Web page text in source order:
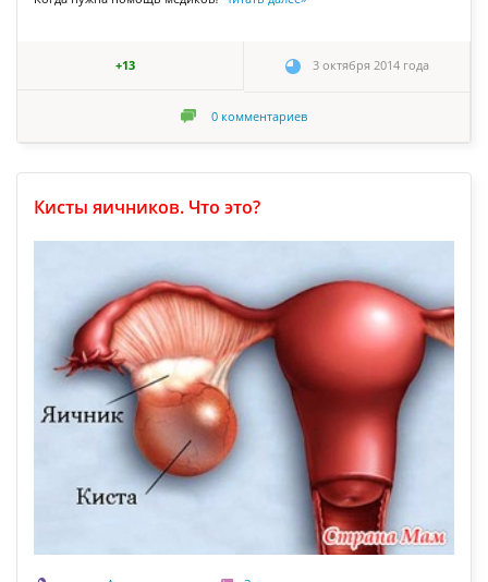
+13 3 октября 2014 года
0 комментариев
Кисты яичников. Что это?